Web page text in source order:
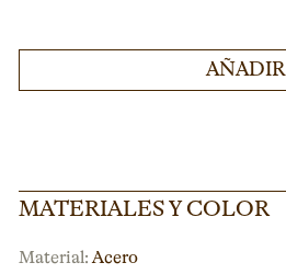
AÑADIR
MATERIALES Y COLOR
Material: Acero